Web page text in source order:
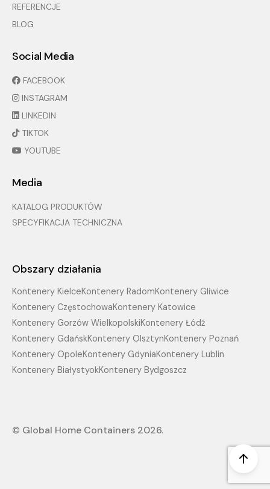
REFERENCJE
BLOG
Social Media
FACEBOOK
INSTAGRAM
LINKEDIN
TIKTOK
YOUTUBE
Media
KATALOG PRODUKTÓW
SPECYFIKACJA TECHNICZNA
Obszary działania
Kontenery KielceKontenery RadomKontenery Gliwice
Kontenery CzęstochowaKontenery Katowice
Kontenery Gorzów WielkopolskiKontenery Łódź
Kontenery GdańskKontenery OlsztynKontenery Poznań
Kontenery OpoleKontenery GdyniaKontenery Lublin
Kontenery BiałystyokKontenery Bydgoszcz
© Global Home Containers 2026.